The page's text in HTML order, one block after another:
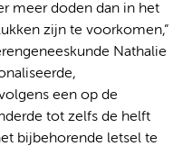
meer doden dan in het
zijn te voorkomen,”
Nathalie
een op de
tot zelfs de helft
bijbehorende letsel te